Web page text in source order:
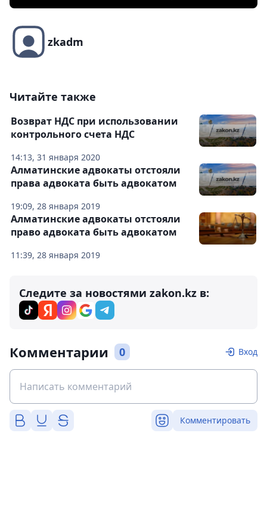
zkadm
Читайте также
14:13, 31 января 2020
Возврат НДС при использовании
контрольного счета НДС
19:09, 28 января 2019
Алматинские адвокаты отстояли
права адвоката быть адвокатом
11:39, 28 января 2019
Алматинские адвокаты отстояли
право адвоката быть адвокатом
Следите за новостями zakon.kz в:
Комментарии 0 Вход
Комментировать